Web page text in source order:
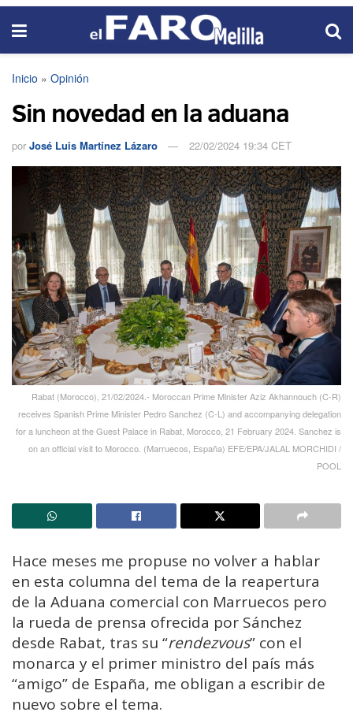
Inicio » Opinión
Sin novedad en la aduana
por José Luis Martínez Lázaro 22/02/2024 19:34 CET
Rabat (Morocco), 21/02/2024.- Moroccan Prime Minister Aziz Akhannouch (C-R)
receives Spanish Prime Minister Pedro Sanchez (C-L) and accompanying delegation
for a luncheon at the Guest Palace in Rabat, Morocco, 21 February 2024. Sanchez is
on an official visit to Morocco. (Marruecos, España) EFE/EPA/JALAL MORCHIDI /
POOL
Hace meses me propuse no volver a hablar
en esta columna del tema de la reapertura
de la Aduana comercial con Marruecos pero
la rueda de prensa ofrecida por Sánchez
desde Rabat, tras su “rendezvous” con el
monarca y el primer ministro del país más
“amigo” de España, me obligan a escribir de
nuevo sobre el tema.